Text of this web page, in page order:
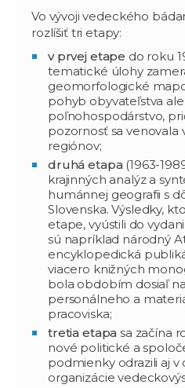
Vo vývoji vedeckého
rozlíšiť tri etapy:
v prvej etape do roku
tematické úlohy
geomorfologické
pohyb obyvateľstva
poľnohospodárstvo,
pozornosť sa venovala
regiónov;
druhá etapa(1963-
krajinných analýz a
humánnej geografii s
Slovenska. Výsledky,
etape, vyústili do
sú napríklad národný
encyklopedická
viacero knižných
bola obdobím dosiaľ
personálneho a
pracoviska;
tretia etapa sa začína
nové politické a
podmienky odrazili aj
organizácie